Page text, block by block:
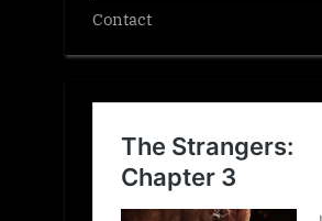
Contact